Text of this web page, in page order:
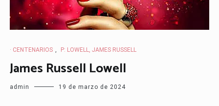
· CENTENARIOS , P: LOWELL, JAMES RUSSELL
James Russell Lowell
admin 19 de marzo de 2024